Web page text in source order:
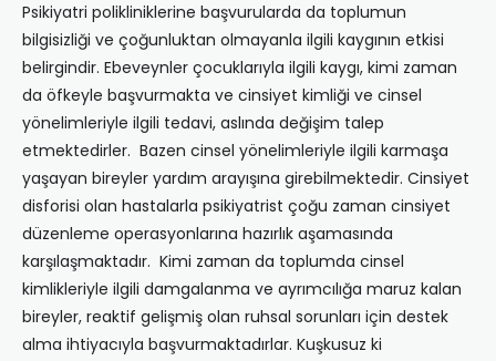
Psikiyatri polikliniklerine başvurularda da toplumun
bilgisizliği ve çoğunluktan olmayanla ilgili kaygının etkisi
belirgindir. Ebeveynler çocuklarıyla ilgili kaygı, kimi zaman
da öfkeyle başvurmakta ve cinsiyet kimliği ve cinsel
yönelimleriyle ilgili tedavi, aslında değişim talep
etmektedirler. Bazen cinsel yönelimleriyle ilgili karmaşa
yaşayan bireyler yardım arayışına girebilmektedir. Cinsiyet
disforisi olan hastalarla psikiyatrist çoğu zaman cinsiyet
düzenleme operasyonlarına hazırlık aşamasında
karşılaşmaktadır. Kimi zaman da toplumda cinsel
kimlikleriyle ilgili damgalanma ve ayrımcılığa maruz kalan
bireyler, reaktif gelişmiş olan ruhsal sorunları için destek
alma ihtiyacıyla başvurmaktadırlar. Kuşkusuz ki